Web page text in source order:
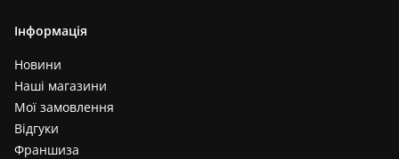
Інформація
Новини
Наші магазини
Мої замовлення
Відгуки
Франшиза